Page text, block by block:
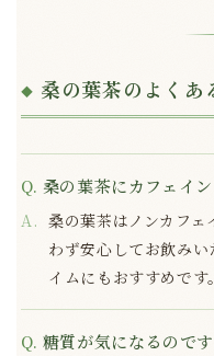
桑の葉茶のよくあ
桑の葉茶にカフェイ
桑の葉茶はノンカフ
わず安心してお飲み
イムにもおすすめです。
糖質が気になるので